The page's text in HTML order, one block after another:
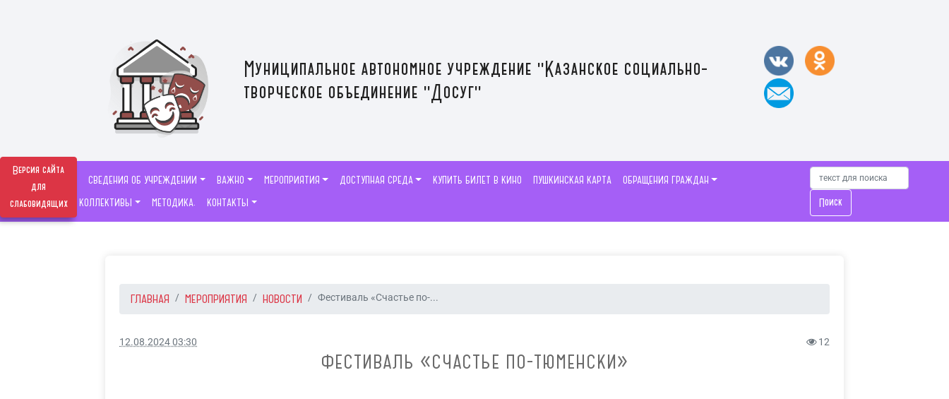
Версия сайта
для
слабовидящих
Муниципальное автономное учреждение "Казанское социально-
творческое объединение "Досуг"
СВЕДЕНИЯ ОБ УЧРЕЖДЕНИИ ВАЖНО МЕРОПРИЯТИЯ ДОСТУПНАЯ СРЕДА КУПИТЬ БИЛЕТ В КИНО ПУШКИНСКАЯ КАРТА
ОБРАЩЕНИЯ ГРАЖДАН
ТВОРЧЕСКИЕ КОЛЛЕКТИВЫ
МЕТОДИКА. КОНТАКТЫ Поиск
ГЛАВНАЯ МЕРОПРИЯТИЯ НОВОСТИ Фестиваль «Счастье по-...
12.08.2024 03:30 12
ФЕСТИВАЛЬ «СЧАСТЬЕ ПО-ТЮМЕНСКИ»